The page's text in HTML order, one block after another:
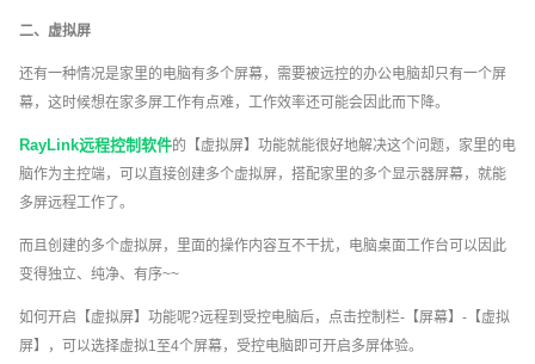
二、虚拟屏
还有一种情况是家里的电脑有多个屏幕，需要被远控的办公电脑却只有一个屏
幕，这时候想在家多屏工作有点难，工作效率还可能会因此而下降。
RayLink远程控制软件的【虚拟屏】功能就能很好地解决这个问题，家里的电
脑作为主控端，可以直接创建多个虚拟屏，搭配家里的多个显示器屏幕，就能
多屏远程工作了。
而且创建的多个虚拟屏，里面的操作内容互不干扰，电脑桌面工作台可以因此
变得独立、纯净、有序~~
如何开启【虚拟屏】功能呢?远程到受控电脑后，点击控制栏-【屏幕】-【虚拟
屏】，可以选择虚拟1至4个屏幕，受控电脑即可开启多屏体验。